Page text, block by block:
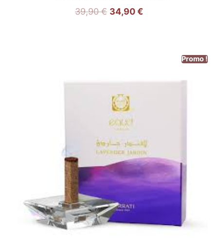
39,90€ 34,90€
Promo !